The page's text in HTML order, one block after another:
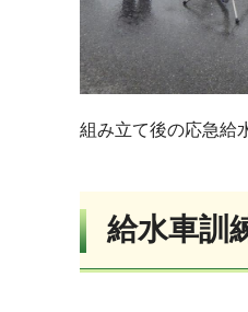
組み立て後の応急給
給水車訓